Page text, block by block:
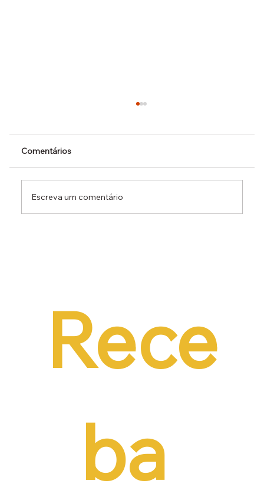
Comentários
Escreva um comentário
Rece
ba